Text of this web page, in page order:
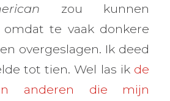
zou kunnen
omdat te vaak donkere
overgeslagen. Ik deed
tot tien. Wel las ik de
anderen die mijn